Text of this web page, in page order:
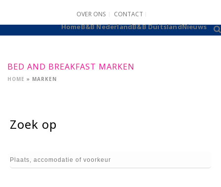
OVER ONS CONTACT
HomeB&B NederlandB&B DuitslandNieuws
BED AND BREAKFAST MARKEN
HOME » MARKEN
Zoek op